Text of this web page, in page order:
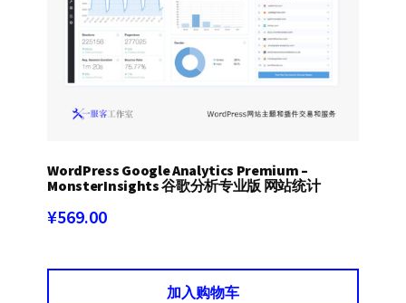
WordPress Google Analytics Premium –
MonsterInsights 谷歌分析专业版 网站统计
¥569.00
加入购物车